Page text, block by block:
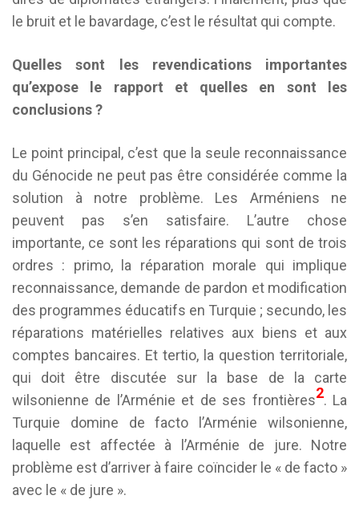
le bruit et le bavardage, c’est le résultat qui compte.
Quelles sont les revendications importantes
qu’expose le rapport et quelles en sont les
conclusions ?
Le point principal, c’est que la seule reconnaissance
du Génocide ne peut pas être considérée comme la
solution à notre problème. Les Arméniens ne
peuvent pas s’en satisfaire. L’autre chose
importante, ce sont les réparations qui sont de trois
ordres : primo, la réparation morale qui implique
reconnaissance, demande de pardon et modification
des programmes éducatifs en Turquie ; secundo, les
réparations matérielles relatives aux biens et aux
comptes bancaires. Et tertio, la question territoriale,
qui doit être discutée sur la base de la carte
wilsonienne de l’Arménie et de ses frontières2. La
Turquie domine de facto l’Arménie wilsonienne,
laquelle est affectée à l’Arménie de jure. Notre
problème est d’arriver à faire coïncider le « de facto »
avec le « de jure ».